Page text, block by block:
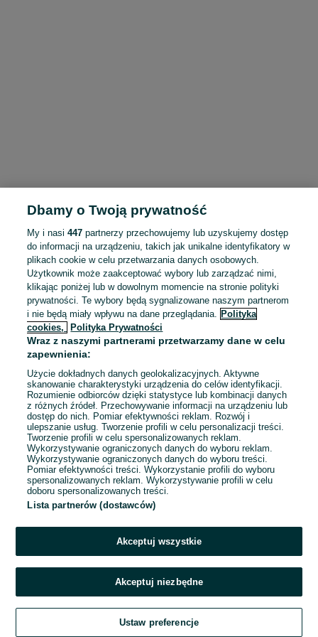
To ogłoszenie nie jest już dostępne
Przejdź na stronę główną
Dbamy o Twoją prywatność
My i nasi447 partnerzy przechowujemy lub uzyskujemy dostęp
do informacji na urządzeniu, takich jak unikalne identyfikatory w
plikach cookie w celu przetwarzania danych osobowych.
Użytkownik może zaakceptować wybory lub zarządzać nimi,
klikając poniżej lub w dowolnym momencie na stronie polityki
prywatności. Te wybory będą sygnalizowane naszym partnerom
i nie będą miały wpływu na dane przeglądania. Polityka
cookies,
Polityka Prywatności
Wraz z naszymi partnerami przetwarzamy dane w celu
zapewnienia:
Użycie dokładnych danych geolokalizacyjnych. Aktywne
skanowanie charakterystyki urządzenia do celów identyfikacji.
Rozumienie odbiorców dzięki statystyce lub kombinacji danych
z różnych źródeł. Przechowywanie informacji na urządzeniu lub
dostęp do nich. Pomiar efektywności reklam. Rozwój i
ulepszanie usług. Tworzenie profili w celu personalizacji treści.
Tworzenie profili w celu spersonalizowanych reklam.
Wykorzystywanie ograniczonych danych do wyboru reklam.
Wykorzystywanie ograniczonych danych do wyboru treści.
Pomiar efektywności treści. Wykorzystanie profili do wyboru
spersonalizowanych reklam. Wykorzystywanie profili w celu
doboru spersonalizowanych treści.
Lista partnerów (dostawców)
Akceptuj wszystkie
Akceptuj niezbędne
Ustaw preferencje